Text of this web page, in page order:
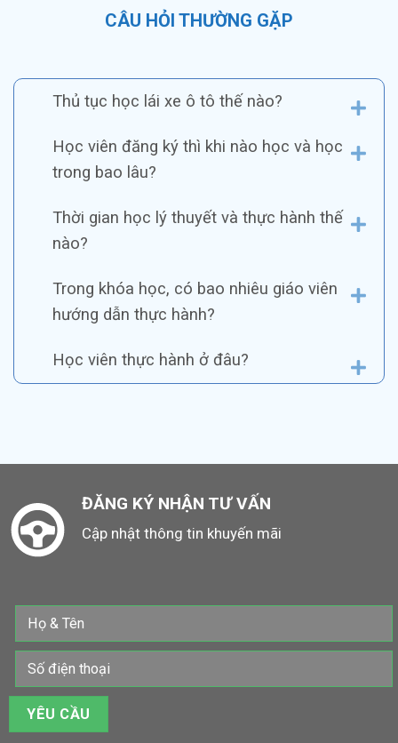
CÂU HỎI THƯỜNG GẶP
Thủ tục học lái xe ô tô thế nào?
Học viên đăng ký thì khi nào học và học
trong bao lâu?
Thời gian học lý thuyết và thực hành thế
nào?
Trong khóa học, có bao nhiêu giáo viên
hướng dẫn thực hành?
Học viên thực hành ở đâu?
ĐĂNG KÝ NHẬN TƯ VẤN
Cập nhật thông tin khuyến mãi